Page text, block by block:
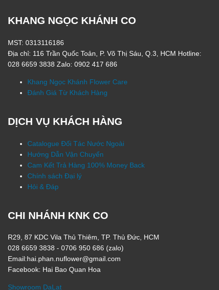
KHANG NGỌC KHÁNH CO
MST: 0313116186
Địa chỉ: 116 Trần Quốc Toản, P. Võ Thị Sáu, Q.3, HCM Hotline:
028 6659 3838 Zalo: 0902 417 686
Khang Ngọc Khánh Flower Care
Đánh Giá Từ Khách Hàng
DỊCH VỤ KHÁCH HÀNG
Catalogue Đối Tác Nước Ngoài
Hướng Dẫn Vận Chuyển
Cam Kết Trả Hàng 100% Money Back
Chính sách Đại lý
Hỏi & Đáp
CHI NHÁNH KNK CO
R29, 87 KDC Vila Thủ Thiêm, TP. Thủ Đức, HCM
028 6659 3838 - 0706 950 686 (zalo)
Email:hai.phan.nuflower@gmail.com
Facebook: Hai Bao Quan Hoa
Showroom DaLat